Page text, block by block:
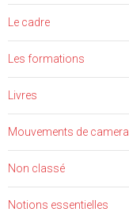
Le cadre
Les formations
Livres
Mouvements de camera
Non classé
Notions essentielles